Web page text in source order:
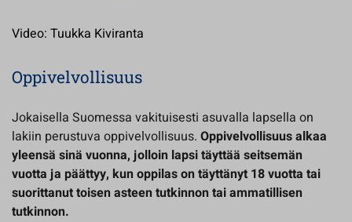
Video: Tuukka Kiviranta
Oppivelvollisuus
Jokaisella Suomessa vakituisesti asuvalla lapsella on
lakiin perustuva oppivelvollisuus. Oppivelvollisuus alkaa
yleensä sinä vuonna, jolloin lapsi täyttää seitsemän
vuotta ja päättyy, kun oppilas on täyttänyt 18 vuotta tai
suorittanut toisen asteen tutkinnon tai ammatillisen
tutkinnon.